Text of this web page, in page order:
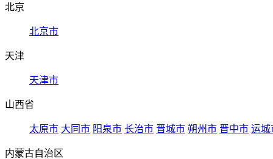
北京
北京市
天津
天津市
山西省
太原市 大同市 阳泉市 长治市 晋城市 朔州市 晋中市 运城
内蒙古自治区